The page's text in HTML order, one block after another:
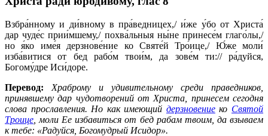
Взбра́нному и ди́вному в пра́ведницех,/ и́же у́бо от Христа́
дар чуде́с прии́мшему,/ похва́льныя ны́не принесе́м глаго́лы,/
но я́ко име́я дерзнове́ние ко Святе́й Тро́ице,/ Ю́же моли́
изба́витися от бед рабо́м твои́м, да зове́м ти:// ра́дуйся,
Богому́дре Иси́доре.
Перевод:
Храброму и удивительному среди праведников,
принявшему дар чудотворений от Христа, принесем сегодня
слова прославления. Но как имеющий дерзновение ко Святой
Троице , моли Ее избавиться от бед рабам твоим, да взываем
к тебе: «Радуйся, Богомудрый Исидор».